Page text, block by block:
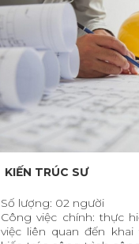
KIẾN TRÚC SƯ
Số lượng: 02 người
Công việc chính: thực
việc liên quan đến khai